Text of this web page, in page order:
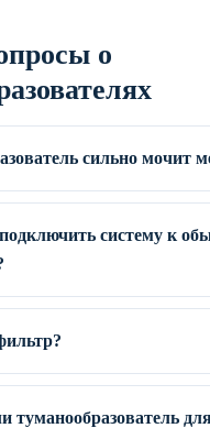
о
сильно мочит
систему к
туманообразователь